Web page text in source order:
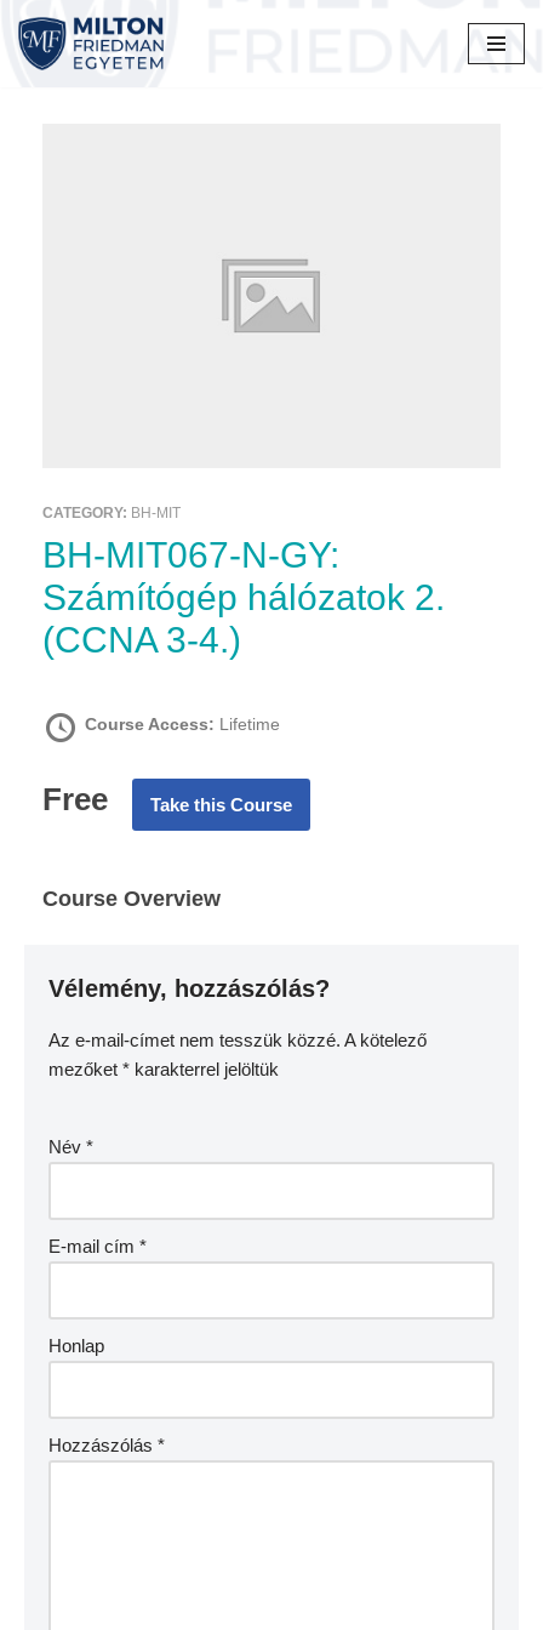
Skip
CATEGORY: BH-MIT
BH-MIT067-N-GY:
Számítógép hálózatok 2.
(CCNA 3-4.)
Course Access: Lifetime
Free Take this Course
Course Overview
Vélemény, hozzászólás?
Az e-mail-címet nem tesszük közzé. A kötelező
mezőket * karakterrel jelöltük
Név *
E-mail cím *
Honlap
Hozzászólás *